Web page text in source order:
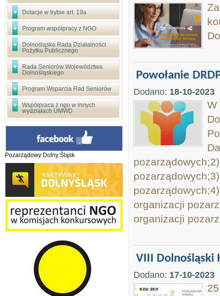
Dotacje w trybie art. 19a
Program współpracy z NGO
Dolnośląska Rada Działalności
Pożytku Publicznego
Rada Seniorów Województwa
Dolnośląskiego
Program Wsparcia Rad Seniorów
Współpraca z ngo w innych
wydziałach UMWD
Pozarządowy Dolny Śląsk
Powołanie
Dodano: 18-10-2023
W
organizacji
organizacji
VIII Dolnośląski
Dodano: 17-10-2023